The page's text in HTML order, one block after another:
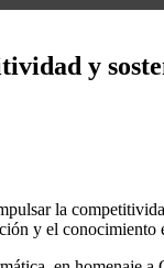
y
la
y el conocimiento